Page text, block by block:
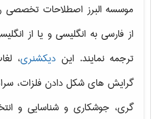
موسسه البرز اصطلاحات تخصصی
از فارسی به انگلیسی و یا از
ترجمه نمایند. این دیکشنری،
گرایش های شکل دادن فلزات،
گری، جوشکاری و شناسایی و